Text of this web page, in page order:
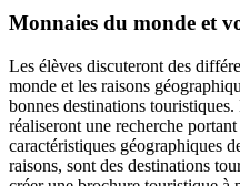
Monnaies du monde et
Les élèves discuteront des
monde et les raisons
bonnes destinations
réaliseront une recherche
caractéristiques géographiques
raisons, sont des destinations